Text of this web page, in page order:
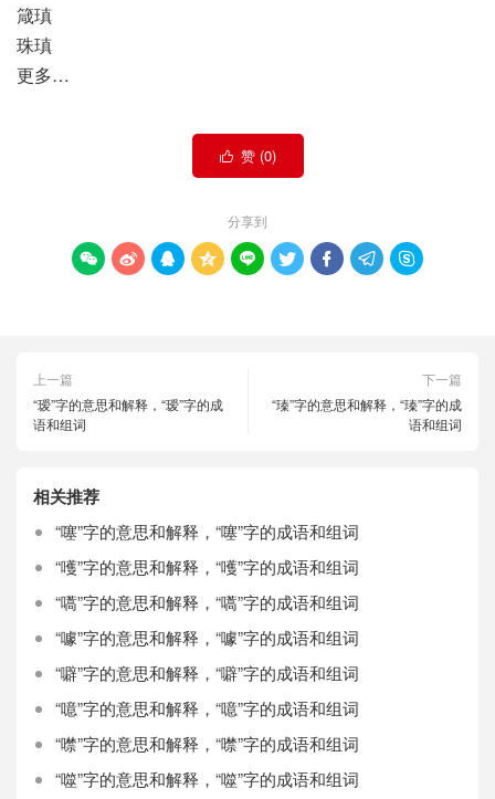
箴瑱
珠瑱
更多…
 赞 (0)
分享到
        
上一篇
“瑷”字的意思和解释，“瑷”字的成
语和组词
下一篇
“瑧”字的意思和解释，“瑧”字的成
语和组词
相关推荐
“噻”字的意思和解释，“噻”字的成语和组词
“嚄”字的意思和解释，“嚄”字的成语和组词
“嚆”字的意思和解释，“嚆”字的成语和组词
“噱”字的意思和解释，“噱”字的成语和组词
“噼”字的意思和解释，“噼”字的成语和组词
“噫”字的意思和解释，“噫”字的成语和组词
“噤”字的意思和解释，“噤”字的成语和组词
“噬”字的意思和解释，“噬”字的成语和组词